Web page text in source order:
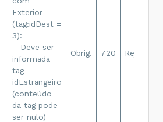
xLgr>
<nro>161
<xCpl>4TH 4F.-1
<
xBairro
>
< cMun>9999999
xMun EXTERIOR </xMun
< UF > EX</UF
<cPais
<xPais>Taiwan
enderDest
>
indIEDest > 9 </
</code>
Exterior
(tag:idDest =
3):
– Deve ser
informada
tag
idEstrangeiro
(conteúdo
da tag pode
ser nulo)
Obrig. 720 Rej.